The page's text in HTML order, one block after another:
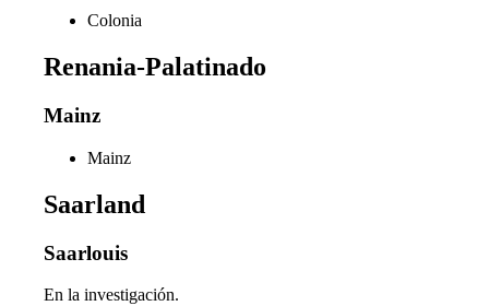
Colonia
Renania-Palatinado
Mainz
Mainz
Saarland
Saarlouis
En la investigación.